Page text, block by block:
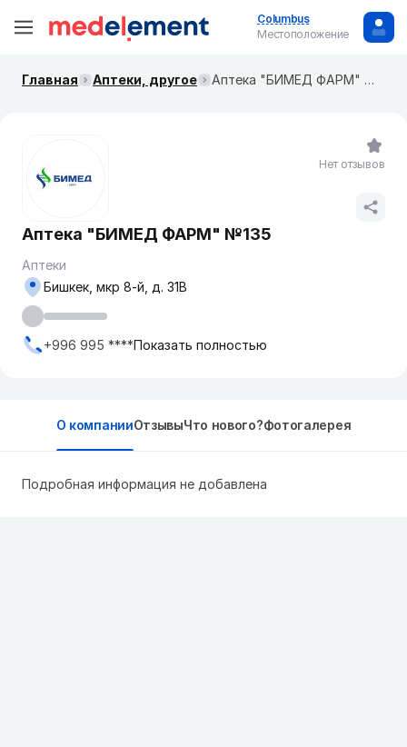
Columbus
Местоположение
Главная Аптеки, другое Аптека "БИМЕД ФАРМ" №135
Аптека "БИМЕД ФАРМ" №135
Аптеки
Бишкек, мкр ​8-й, д. 31В
+996 995 ****Показать полностью
Нет отзывов
О компанииОтзывыЧто нового?Фотогалерея
Подробная информация не добавлена